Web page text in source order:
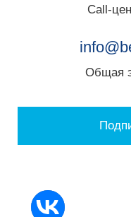
Call-
Общая